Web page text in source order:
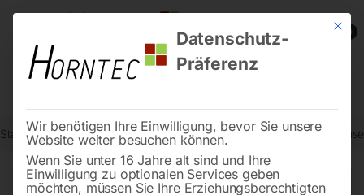
0
Start Stadtmobiliar Fahrradständer Fahrrad Parker B2Minck
Mit
Datenschutz-
Präferenz
Wir benötigen Ihre Einwilligung, bevor Sie unsere
Website weiter besuchen können.
Wenn Sie unter 16 Jahre alt sind und Ihre
Einwilligung zu optionalen Services geben
möchten, müssen Sie Ihre Erziehungsberechtigten